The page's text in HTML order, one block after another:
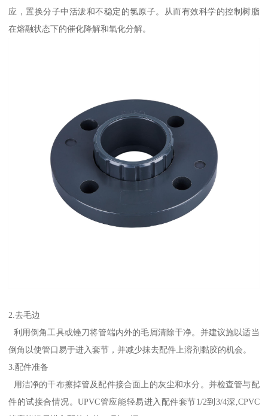
应，置换分子中活泼和不稳定的氯原子。从而有效科学的控制树脂
在熔融状态下的催化降解和氧化分解。
2.去毛边
利用倒角工具或锉刀将管端内外的毛屑清除干净。并建议施以适当
倒角以使管口易于进入套节，并减少抹去配件上溶剂黏胶的机会。
3.配件准备
用洁净的干布擦掉管及配件接合面上的灰尘和水分。并检查管与配
件的试接合情况。UPVC管应能轻易进入配件套节1/2到3/4深,CPVC